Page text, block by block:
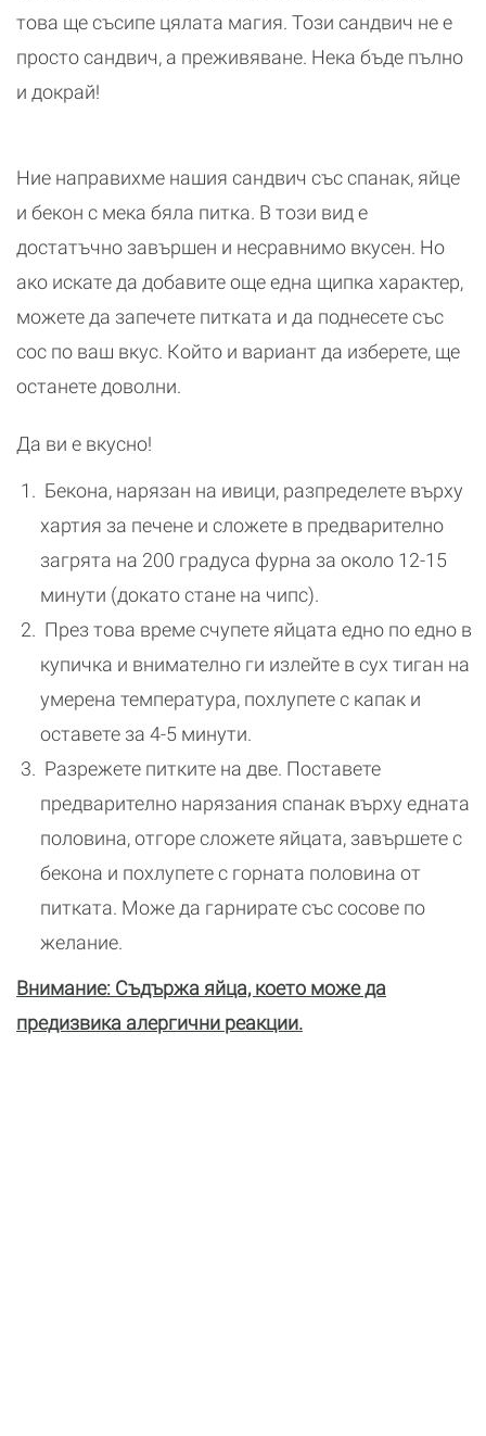
това ще съсипе цялата магия. Този сандвич не е
просто сандвич, а преживяване. Нека бъде пълно
и докрай!
Ние направихме нашия сандвич със спанак, яйце
и бекон с мека бяла питка. В този вид е
достатъчно завършен и несравнимо вкусен. Но
ако искате да добавите още една щипка характер,
можете да запечете питката и да поднесете със
сос по ваш вкус. Който и вариант да изберете, ще
останете доволни.
Да ви е вкусно!
Бекона, нарязан на ивици, разпределете върху
хартия за печене и сложете в предварително
загрята на 200 градуса фурна за около 12-15
минути (докато стане на чипс).
През това време счупете яйцата едно по едно в
купичка и внимателно ги излейте в сух тиган на
умерена температура, похлупете с капак и
оставете за 4-5 минути.
Разрежете питките на две. Поставете
предварително нарязания спанак върху едната
половина, отгоре сложете яйцата, завършете с
бекона и похлупете с горната половина от
питката. Може да гарнирате със сосове по
желание.
Внимание: Съдържа яйца, което може да
предизвика алергични реакции.